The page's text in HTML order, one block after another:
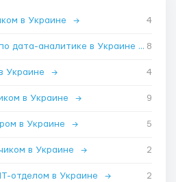
в Украине → 4
Работа Специалистом по дата-аналитике в Украине→8
Украине → 4
в Украине → 9
в Украине → 5
в Украине → 2
отделом в Украине → 2